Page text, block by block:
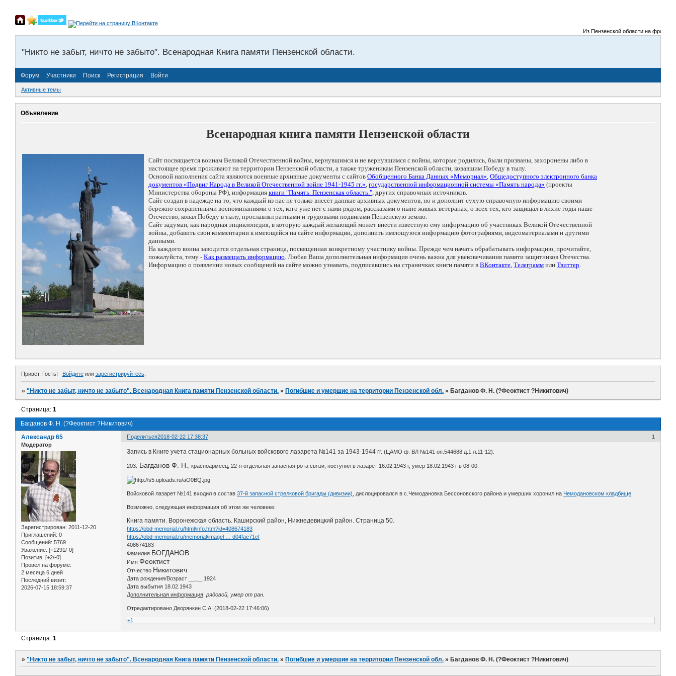
Из Пензенской области на фронты
"Никто не забыт, ничто не забыто". Всенародная Книга памяти Пензенской области.
Форум Участники Поиск Регистрация Войти
Активные темы
Объявление
Всенародная книга памяти Пензенской области
Сайт посвящается воинам Великой Отечественной войны, вернувшимся и не вернувшимся с войны, которые родились, были призваны, захоронены либо в
настоящее время проживают на территории Пензенской области, а также труженикам Пензенской области, ковавшим Победу в тылу.
Основой наполнения сайта являются военные архивные документы с сайтов Обобщенного Банка Данных «Мемориал», Общедоступного электронного банка
документов «Подвиг Народа в Великой Отечественной войне 1941-1945 гг.», государственной информационной системы «Память народа» (проекты
Министерства обороны РФ), информация книги "Память. Пензенская область.", других справочных источников.
Сайт создан в надежде на то, что каждый из нас не только внесёт данные архивных документов, но и дополнит сухую справочную информацию своими
бережно сохраненными воспоминаниями о тех, кого уже нет с нами рядом, рассказами о ныне живых ветеранах, о всех тех, кто защищал в лихие годы наше
Отечество, ковал Победу в тылу, прославлял ратными и трудовыми подвигами Пензенскую землю.
Сайт задуман, как народная энциклопедия, в которую каждый желающий может внести известную ему информацию об участниках Великой Отечественной
войны, добавить свои комментарии к имеющейся на сайте информации, дополнить имеющуюся информацию фотографиями, видеоматериалами и другими
данными.
На каждого воина заводится отдельная страница, посвященная конкретному участнику войны. Прежде чем начать обрабатывать информацию, прочитайте,
пожалуйста, тему - Как размещать информацию. Любая Ваша дополнительная информация очень важна для увековечивания памяти защитников Отечества.
Информацию о появлении новых сообщений на сайте можно узнавать, подписавшись на страничках книги памяти в ВКонтакте, Телеграмм или Твиттер.
Привет, Гость! Войдитеили зарегистрируйтесь.
»"Никто не забыт, ничто не забыто". Всенародная Книга памяти Пензенской области. » Погибшие и умершие на территории Пензенской обл. » Багданов Ф. Н. (?Феоктист ?Никитович)
Багданов Ф. Н. (?Феоктист ?Никитович)
Страница:1
Поделиться 1
2018-02-22 17:38:37
Александр 65
Модератор
Зарегистрирован: 2011-12-20
Приглашений: 0
Сообщений: 5769
Уважение: [+1291/-0]
Позитив: [+2/-0]
Провел на форуме:
2 месяца 6 дней
Последний визит:
2026-07-15 18:59:37
Запись в Книге учета стационарных больных войскового лазарета №141 за 1943-1944 гг. (ЦАМО ф. ВЛ №141 оп.544688 д.1 л.11-12):
203. Багданов Ф. Н. , красноармеец, 22-я отдельная запасная рота связи, поступил в лазарет 16.02.1943 г, умер 18.02.1943 г в 08-00.
Войсковой лазарет №141 входил в состав37-й запасной стрелковой бригады (дивизии) , дислоцировался в с.Чемодановка Бессоновского района и умерших хоронил наЧемодановском кладбище
Возможно, следующая информация об этом же человеке:
Книга памяти. Воронежская область. Каширский район, Нижнедевицкий район. Страница 50.
https://obd-memorial.ru/html/info.htm?id=408674183
https://obd-memorial.ru/memorial/imagel … d04fae71ef
408674183
Фамилия БОГДАНОВ
ИмяФеоктист
Отчество Никитович
Дата рождения/Возраст __.__.1924
Дата выбытия 18.02.1943
Дополнительная информация:рядовой, умер от ран.
Отредактировано Дворянкин С.А. (2018-02-22 17:46:06)
+1
Страница:1
»"Никто не забыт, ничто не забыто". Всенародная Книга памяти Пензенской области. »Погибшие и умершие на территории Пензенской обл. »Багданов Ф. Н. (?Феоктист ?Никитович)